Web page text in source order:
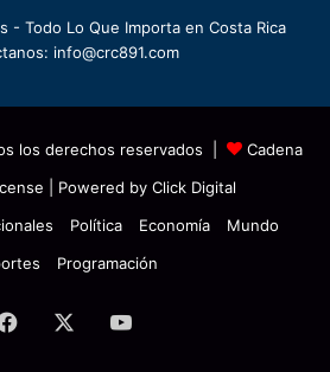
- Todo Lo Que Importa en Costa Rica
info@crc891.com
los derechos reservados |
Cadena
| Powered by Click Digital
Política Economía
Mundo
Programación
Facebook YouTube